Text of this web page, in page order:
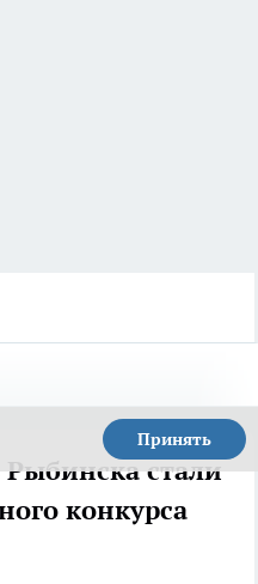
Принять
стали
конкурса